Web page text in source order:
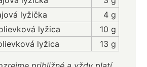
lyžička
4 g
lyžica
10 g
lyžica
13 g